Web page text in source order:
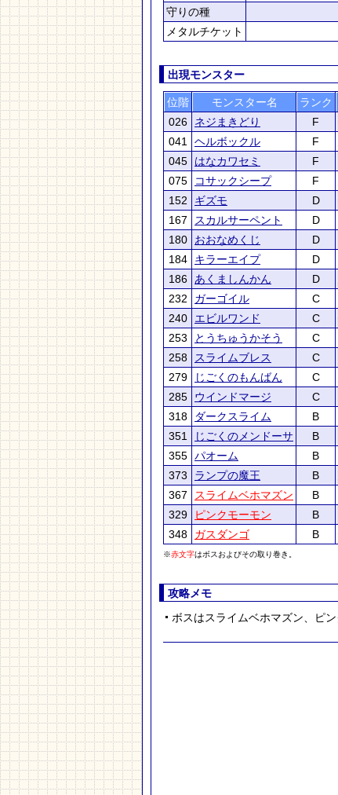
守りの種
メタルチケット
出現モンスター
位階 モンスター名 ランク
026
ネジまきどり F
041
ヘルボックル F
045
はなカワセミ F
075
コサックシープ F
152
ギズモ D
167
スカルサーペント D
180
おおなめくじ D
184
キラーエイプ D
186
あくましんかん D
232
ガーゴイル C
240
エビルワンド C
253
とうちゅうかそう C
258
スライムブレス C
279
じごくのもんばん C
285
ウインドマージ C
318
ダークスライム B
351
じごくのメンドーサ B
355 パオーム B
373
ランプの魔王 B
367
スライムベホマズン B
329
ピンクモーモン B
348
ガスダンゴ B
※赤文字はボスおよびその取り巻き。
攻略メモ
ボスはスライムベホマズン、ピ